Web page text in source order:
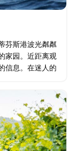
芬斯港波光粼粼
家园。近距离观
信息。在迷人的
之一…